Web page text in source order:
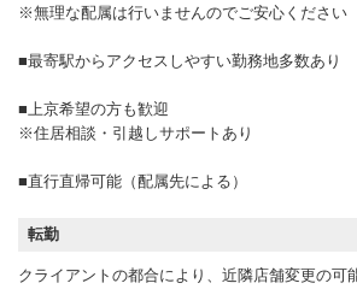
※無理な配属は行いませんのでご安心ください
■最寄駅からアクセスしやすい勤務地多数あり
■上京希望の方も歓迎
※住居相談・引越しサポートあり
■直行直帰可能（配属先による）
転勤
クライアントの都合により、近隣店舗変更の可